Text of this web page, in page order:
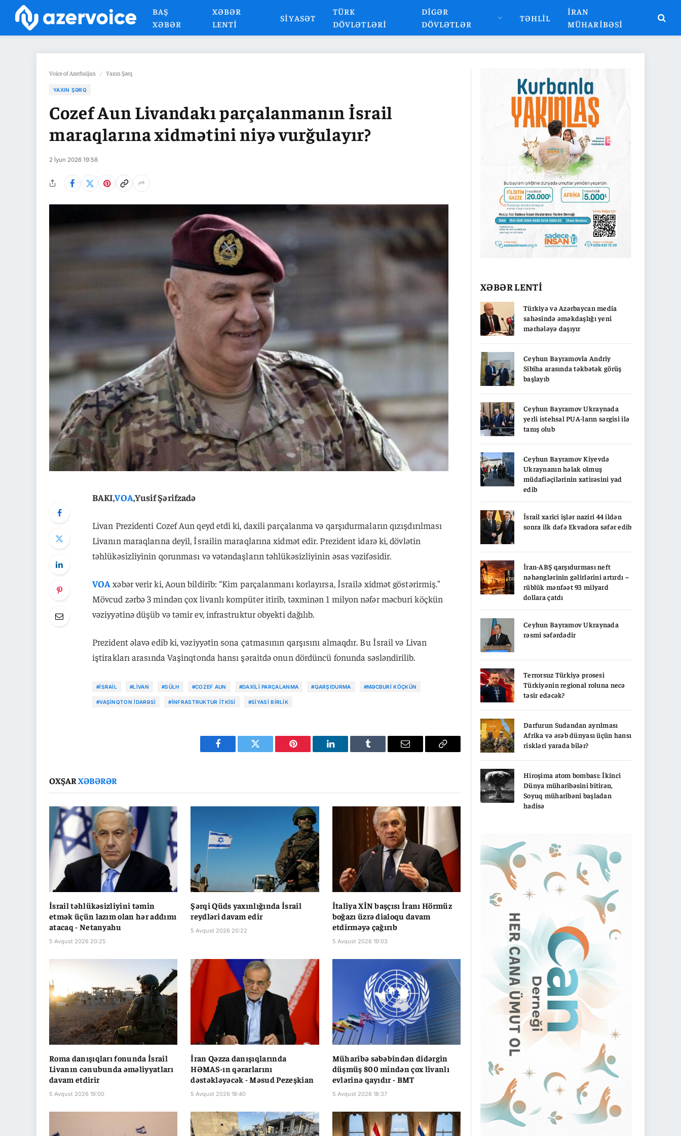
BAŞ
XƏBƏR
XƏBƏR
LENTI
SIYASƏT
TÜRK
DÖVLƏTLƏRI
DIGƏR
DÖVLƏTLƏR
TƏHLIL
İRAN
MÜHARIBƏSI
Voice of Azerbaijan / Yaxın Şərq
YAXIN ŞƏRQ
Cozef Aun Livandakı parçalanmanın İsrail
maraqlarına xidmətini niyə vurğulayır?
2 İyun 2026 19:58
BAKI,VOA,Yusif Şərifzadə
Livan Prezidenti Cozef Aun qeyd etdi ki, daxili parçalanma və qarşıdurmaların qızışdırılması
Livanın maraqlarına deyil, İsrailin maraqlarına xidmət edir. Prezident idarə ki, dövlətin
təhlükəsizliyinin qorunması və vətəndaşların təhlükəsizliyinin əsas vəzifəsidir.
VOAxəbər verir ki, Aoun bildirib: “Kim parçalanmanı korlayırsa, İsrailə xidmət göstərirmiş.”
Mövcud zərbə 3 mindən çox livanlı kompüter itirib, təxminən 1 milyon nəfər məcburi köçkün
vəziyyətinə düşüb və təmir ev, infrastruktur obyekti dağılıb.
Prezident əlavə edib ki, vəziyyətin sona çatmasının qarşısını almaqdır. Bu İsrail və Livan
iştirakları arasında Vaşinqtonda hansı şəraitdə onun dördüncü fonunda səsləndirilib.
#İSRAIL #LIVAN #SÜLH #COZEF AUN #DAXILI PARÇALANMA #QARŞIDURMA #MƏCBURI KÖÇKÜN
#VAŞINQTON IDARƏSI #İNFRASTRUKTUR ITKISI #SIYASI BIRLIK
Facebook Twitter Pinterest LinkedIn Tumblr Email
Copy
OXŞARXƏBƏRƏR
İsrail təhlükəsizliyini təmin
etmək üçün lazım olan hər addımı
atacaq - Netanyahu
5 Avqust 2026 20:25
Şərqi Qüds yaxınlığında İsrail
reydləri davam edir
5 Avqust 2026 20:22
İtaliya XİN başçısı İranı Hörmüz
boğazı üzrə dialoqu davam
etdirməyə çağırıb
5 Avqust 2026 19:03
Roma danışıqları fonunda İsrail
Livanın cənubunda əməliyyatları
davam etdirir
5 Avqust 2026 19:00
İran Qəzza danışıqlarında
HƏMAS-ın qərarlarını
dəstəkləyəcək - Məsud Pezeşkian
5 Avqust 2026 18:40
Müharibə səbəbindən didərgin
düşmüş 800 mindən çox livanlı
evlərinə qayıdır - BMT
5 Avqust 2026 18:37
XƏBƏR LENTİ
Türkiyə və Azərbaycan media
sahəsində əməkdaşlığı yeni
mərhələyə daşıyır
Ceyhun Bayramovla Andriy
Sibiha arasında təkbətək görüş
başlayıb
Ceyhun Bayramov Ukraynada
yerli istehsal PUA-ların sərgisi ilə
tanış olub
Ceyhun Bayramov Kiyevdə
Ukraynanın həlak olmuş
müdafiəçilərinin xatirəsini yad
edib
İsrail xarici işlər naziri 44 ildən
sonra ilk dəfə Ekvadora səfər edib
İran-ABŞ qarşıdurması neft
nəhənglərinin gəlirlərini artırdı –
rüblük mənfəət 93 milyard
dollara çatdı
Ceyhun Bayramov Ukraynada
rəsmi səfərdədir
Terrorsuz Türkiyə prosesi
Türkiyənin regional roluna necə
təsir edəcək?
Darfurun Sudandan ayrılması
Afrika və ərəb dünyası üçün hansı
riskləri yarada bilər?
Hiroşima atom bombası: İkinci
Dünya müharibəsini bitirən,
Soyuq müharibəni başladan
hadisə